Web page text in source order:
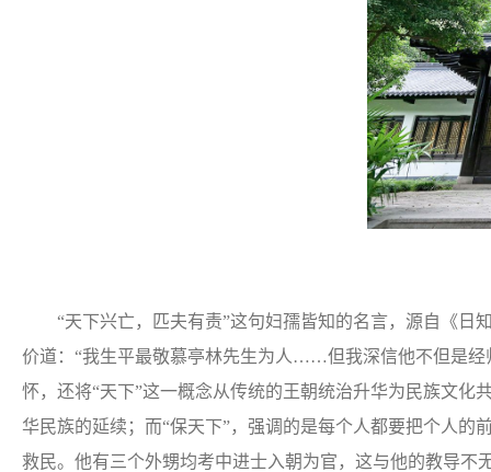
“天下兴亡，匹夫有责”这句妇孺皆知的名言，源自《日
价道：“我生平最敬慕亭林先生为人……但我深信他不但是经
怀，还将“天下”这一概念从传统的王朝统治升华为民族文
华民族的延续；而“保天下”，强调的是每个人都要把个人
救民。他有三个外甥均考中进士入朝为官，这与他的教导